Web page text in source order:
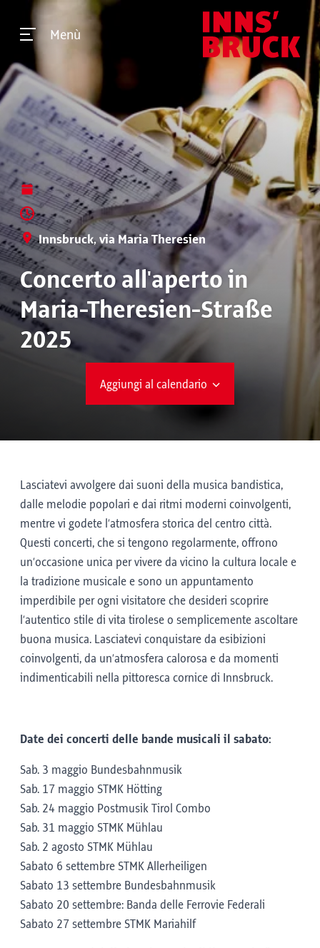
Menù
Innsbruck, via Maria Theresien
Concerto all'aperto in
Maria-Theresien-Straße
2025
Aggiungi al calendario
Lasciatevi avvolgere dai suoni della musica bandistica,
dalle melodie popolari e dai ritmi moderni coinvolgenti,
mentre vi godete l’atmosfera storica del centro città.
Questi concerti, che si tengono regolarmente, offrono
un’occasione unica per vivere da vicino la cultura locale e
la tradizione musicale e sono un appuntamento
imperdibile per ogni visitatore che desideri scoprire
l’autentico stile di vita tirolese o semplicemente ascoltare
buona musica. Lasciatevi conquistare da esibizioni
coinvolgenti, da un’atmosfera calorosa e da momenti
indimenticabili nella pittoresca cornice di Innsbruck.
Date dei concerti delle bande musicali il sabato:
Sab. 3 maggio Bundesbahnmusik
Sab. 17 maggio STMK Hötting
Sab. 24 maggio Postmusik Tirol Combo
Sab. 31 maggio STMK Mühlau
Sab. 2 agosto STMK Mühlau
Sabato 6 settembre STMK Allerheiligen
Sabato 13 settembre Bundesbahnmusik
Sabato 20 settembre: Banda delle Ferrovie Federali
Sabato 27 settembre STMK Mariahilf